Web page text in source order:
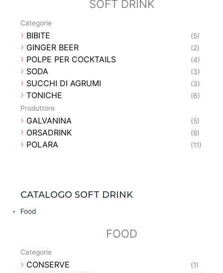
LIMONCELLO CAPRI
MAISON FRANCOIS PEYROT
MAISON LA MAUNY (1)
MANGIANTOSA (1)
MARTINI & ROSSI (3)
MONCADA (1)
NEPÈTA (1)
NORDÉS (1)
OBAN
PELLEGRINO 1880 (1)
PETRUS (1)
POLI DISTILLERIE 1898 (4)
SÁNCHEZ ROMATE HNOS
SCHWARZE UND SCHLICHTE
SUNTORY
TALISKER (2)
SOFT DRINK
Categorie
BIBITE (5)
GINGER BEER (2)
POLPE PER COCKTAILS (4)
SODA (3)
SUCCHI DI AGRUMI (3)
TONICHE
(6)
Produttore
GALVANINA (5)
ORSADRINK (8)
POLARA (11)
CATALOGO SOFT DRINK
Food
FOOD
Categorie
CONSERVE (1)